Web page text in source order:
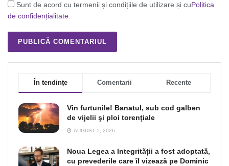
Sunt de acord cu termenii și condițiile de utilizare și cuPolitica
de confidențialitate.
În tendințe Comentarii Recente
Vin furtunile! Banatul, sub cod galben
de vijelii şi ploi torenţiale
AUGUST 5, 2026
Noua Legea a Integrității a fost adoptată,
cu prevederile care îl vizează pe Dominic